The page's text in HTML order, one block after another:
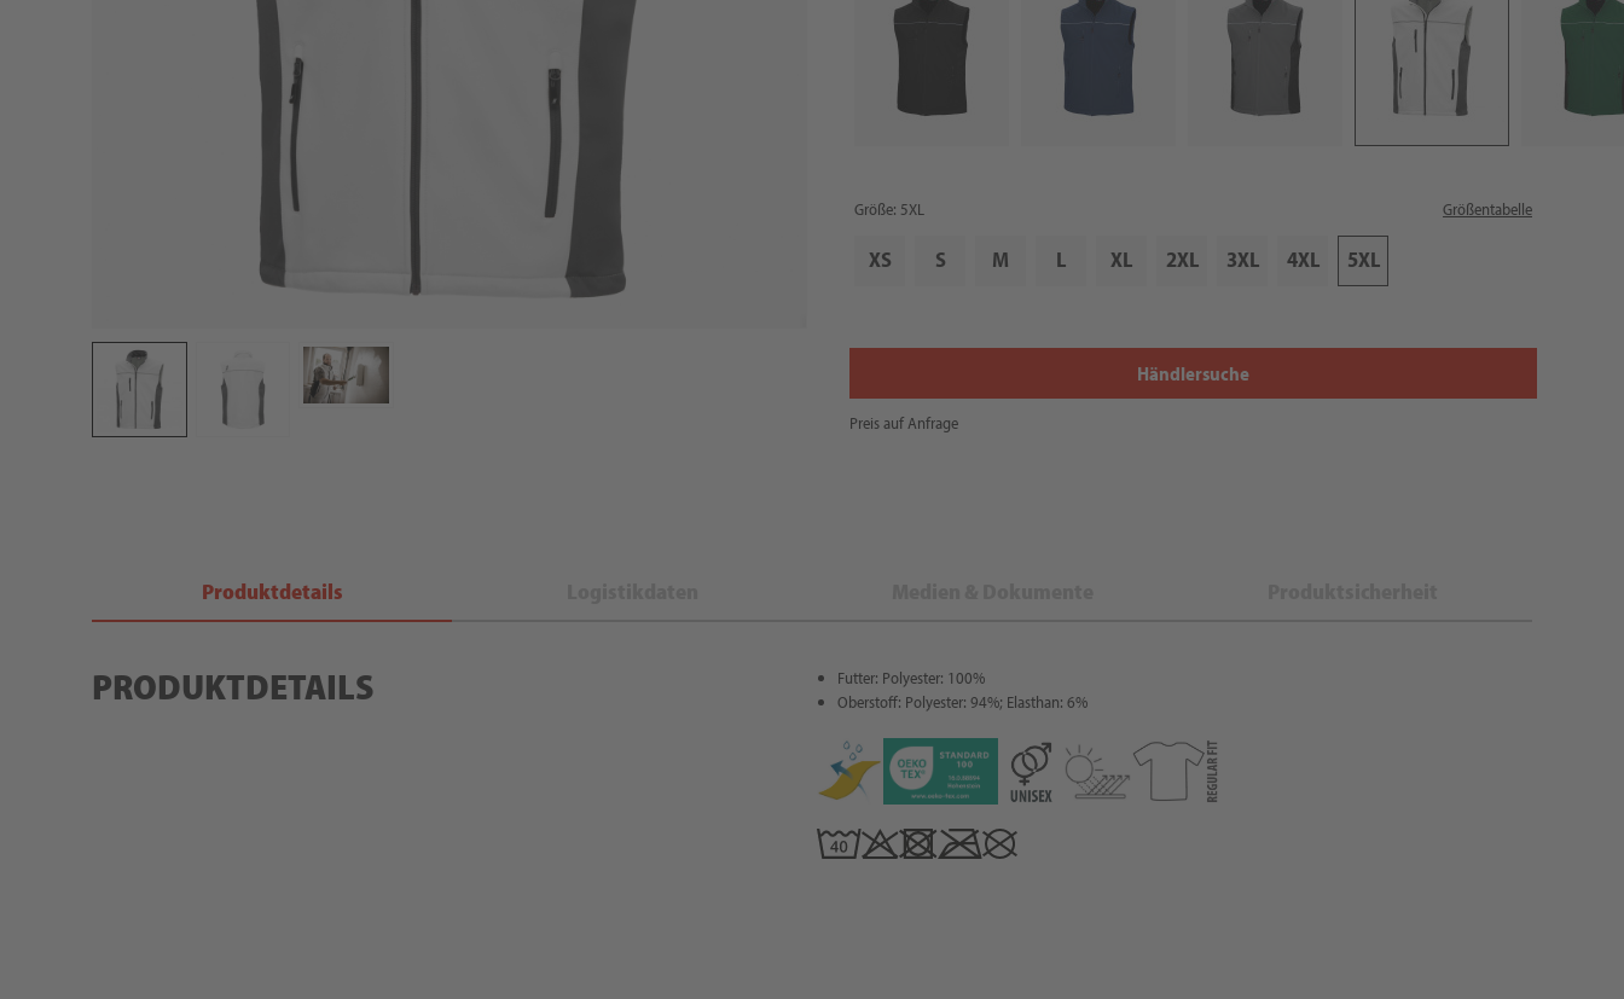
Größe: 5XL Größentabelle
XS S M L XL 2XL 3XL 4XL 5XL
Händlersuche
Preis auf Anfrage
Produktdetails
PRODUKTDETAILS
Futter: Polyester: 100%
Oberstoff: Polyester: 94%; Elasthan: 6%